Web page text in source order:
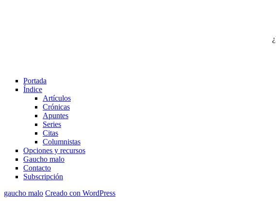
Portada
Índice
Artículos
Crónicas
Apuntes
Series
Citas
Columnistas
Opciones y recursos
Gaucho malo
Contacto
Subscripción
gaucho malo Creado con WordPress